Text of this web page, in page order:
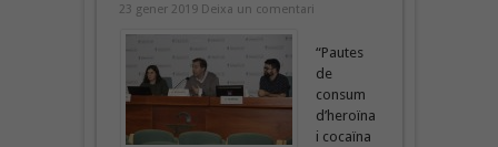
23 gener 2019 Deixa un comentari
“Pautes
de
consum
d’heroïna
i cocaïna